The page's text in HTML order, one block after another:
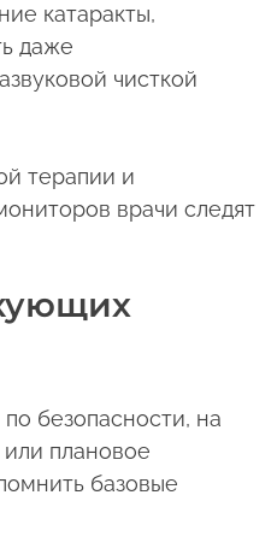
катаракты,
даже
чисткой
терапии и
врачи следят
безопасности, на
плановое
базовые